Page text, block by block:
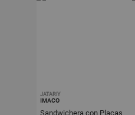
JATARIY
IMACO
Sandwichera con Placas